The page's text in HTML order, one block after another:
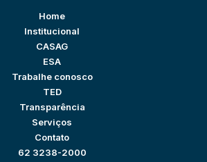
Home
Institucional
CASAG
ESA
Trabalhe conosco
TED
Transparência
Serviços
Contato
62 3238-2000